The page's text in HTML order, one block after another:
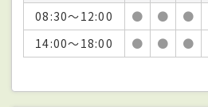
08:30～12:00
● ● ●
14:00～18:00
● ● ●